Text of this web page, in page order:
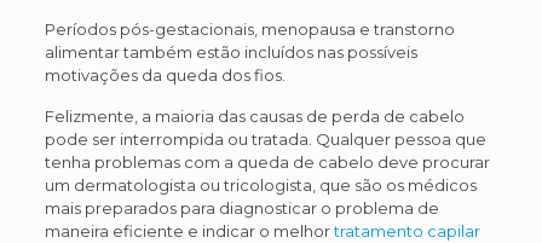
Períodos pós-gestacionais, menopausa e transtorno
alimentar também estão incluídos nas possíveis
motivações da queda dos fios.
Felizmente, a maioria das causas de perda de cabelo
pode ser interrompida ou tratada. Qualquer pessoa que
tenha problemas com a queda de cabelo deve procurar
um dermatologista ou tricologista, que são os médicos
mais preparados para diagnosticar o problema de
maneira eficiente e indicar o melhortratamento capilar